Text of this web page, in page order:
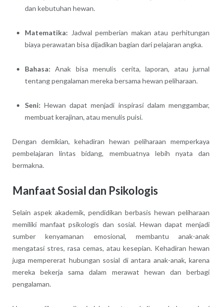
dan kebutuhan hewan.
Matematika: Jadwal pemberian makan atau perhitungan
biaya perawatan bisa dijadikan bagian dari pelajaran angka.
Bahasa: Anak bisa menulis cerita, laporan, atau jurnal
tentang pengalaman mereka bersama hewan peliharaan.
Seni: Hewan dapat menjadi inspirasi dalam menggambar,
membuat kerajinan, atau menulis puisi.
Dengan demikian, kehadiran hewan peliharaan memperkaya
pembelajaran lintas bidang, membuatnya lebih nyata dan
bermakna.
Manfaat Sosial dan Psikologis
Selain aspek akademik, pendidikan berbasis hewan peliharaan
memiliki manfaat psikologis dan sosial. Hewan dapat menjadi
sumber kenyamanan emosional, membantu anak-anak
mengatasi stres, rasa cemas, atau kesepian. Kehadiran hewan
juga mempererat hubungan sosial di antara anak-anak, karena
mereka bekerja sama dalam merawat hewan dan berbagi
pengalaman.